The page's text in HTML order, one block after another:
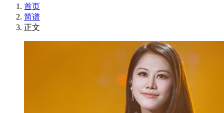
首页
简谱
正文